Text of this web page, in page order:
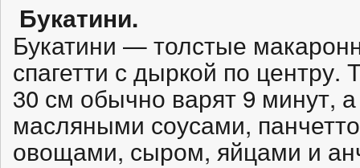
Букатини.
Букатини — толстые
спагетти с дыркой по центру.
30 см обычно варят 9 минут,
масляными соусами,
овощами, сыром, яйцами и